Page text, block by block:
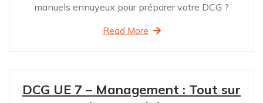
manuels ennuyeux pour préparer votre DCG ?
Read More
DCG UE 7 – Management : Tout sur